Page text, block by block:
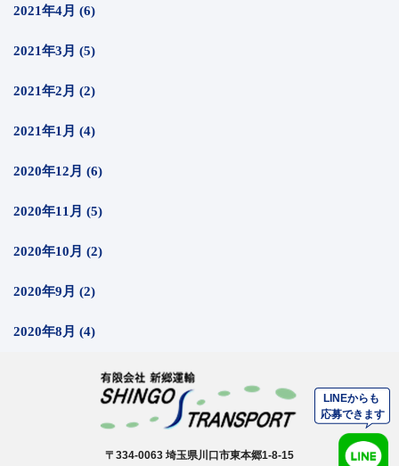
2021年4月 (6)
2021年3月 (5)
2021年2月 (2)
2021年1月 (4)
2020年12月 (6)
2020年11月 (5)
2020年10月 (2)
2020年9月 (2)
2020年8月 (4)
〒334-0063 埼玉県川口市東本郷1-8-15